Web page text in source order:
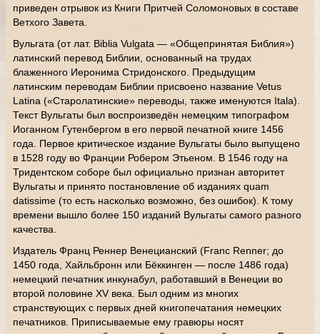
приведен отрывок из Книги Притчей Соломоновых в составе
Ветхого Завета.
Вульгата (от лат. Biblia Vulgata — «Общепринятая Библия»)
латинский перевод Библии, основанный на трудах
блаженного Иеронима Стридонского. Предыдущим
латинским переводам Библии присвоено название Vetus
Latina («Старолатинские» переводы, также именуются Itala).
Текст Вульгаты был воспроизведён немецким типографом
Иоганном Гутенбергом в его первой печатной книге 1456
года. Первое критическое издание Вульгаты было выпущено
в 1528 году во Франции Робером Этьеном. В 1546 году на
Тридентском соборе был официально признан авторитет
Вульгаты и принято постановление об изданиях quam
datissime (то есть насколько возможно, без ошибок). К тому
времени вышло более 150 изданий Вульгаты самого разного
качества.
Издатель Франц Реннер Венецианский (Franc Renner; до
1450 года, Хайльбронн или Бёккинген — после 1486 года)
немецкий печатник инкунабул, работавший в Венеции во
второй половине XV века. Был одним из многих
странствующих с первых дней книгопечатания немецких
печатников. Приписываемые ему гравюры носят